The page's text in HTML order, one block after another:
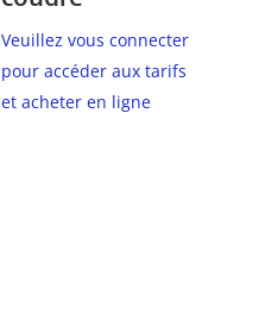
Veuillez vous connecter
pour accéder aux tarifs
et acheter en ligne